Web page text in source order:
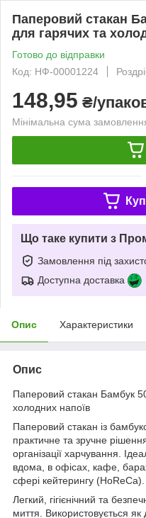
Паперовий стакан
для гарячих та
Готово до відправки
Код: НФ-00001224
148,95 ₴/
Мінімальна сума
Що таке купити з
Замовлення під
Доступна доставка
Опис Характеристики
Опис
Паперовий стакан Бамбук
холодних напоїв
Паперовий стакан із
практичне та зручне
організації харчування.
вдома, в офісах, кафе,
сфері кейтерингу (HoReCa).
Легкий, гігієнічний та
миття. Використовується